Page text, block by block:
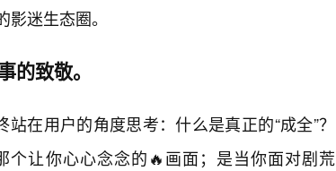
迷生态圈。
的致敬。
在用户的角度思考：什么是真正的“成全”？
个让你心心念念的🔥画面；是当你面对剧荒